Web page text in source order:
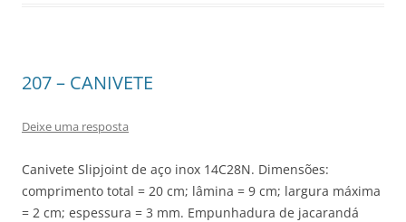
207 – CANIVETE
Deixe uma resposta
Canivete Slipjoint de aço inox 14C28N. Dimensões:
comprimento total = 20 cm; lâmina = 9 cm; largura máxima
= 2 cm; espessura = 3 mm. Empunhadura de jacarandá